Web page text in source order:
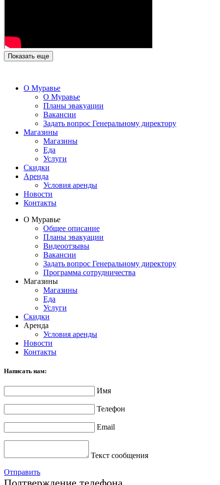
Показать еще
О Муравье
О Муравье
Планы эвакуации
Вакансии
Задать вопрос Генеральному директору
Магазины
Магазины
Еда
Услуги
Скидки
Аренда
Условия аренды
Новости
Контакты
О Муравье
Общее описание
Планы эвакуации
Видеоотзывы
Вакансии
Задать вопрос Генеральному директору
Программа сотрудничества
Магазины
Магазины
Еда
Услуги
Скидки
Аренда
Условия аренды
Новости
Контакты
Написать нам:
Имя
Телефон
Email
Текст сообщения
Отправить